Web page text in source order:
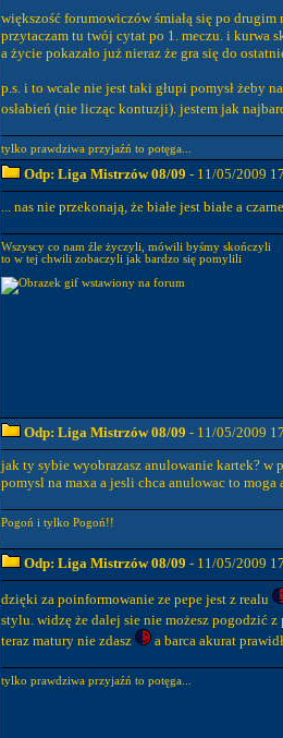
większość forumowiczów śmiałą się po drugim
przytaczam tu twój cytat po 1. meczu. i kurwa
a życie pokazało już nieraz że gra się do
p.s. i to wcale nie jest taki głupi pomysł żeby
osłabień (nie licząc kontuzji). jestem jak
tylko prawdziwa przyjaźń to potęga...
Odp: Liga Mistrzów 08/09 - 11/05/2009
... nas nie przekonają, że białe jest białe a
Wszyscy co nam źle życzyli, mówili byśmy skończyli
to w tej chwili zobaczyli jak bardzo się pomylili
Odp: Liga Mistrzów 08/09 - 11/05/2009
jak ty sybie wyobrazasz anulowanie kartek?
pomysl na maxa a jesli chca anulowac to
Pogoń i tylko Pogoń!!
Odp: Liga Mistrzów 08/09 - 11/05/2009
dzięki za poinformowanie ze pepe jest z realu
stylu. widzę że dalej sie nie możesz pogodzić z
teraz matury nie zdasz
a barca akurat
tylko prawdziwa przyjaźń to potęga...